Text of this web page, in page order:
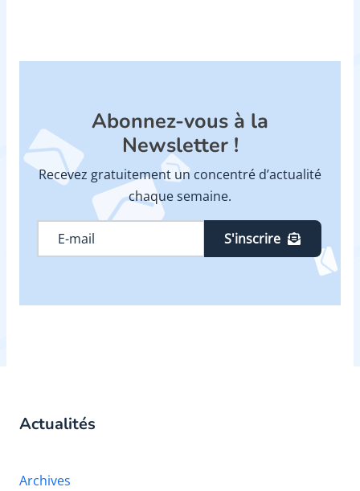
Abonnez-vous à la
Newsletter !
Recevez gratuitement un concentré d’actualité
chaque semaine.
S'inscrire
Actualités
Archives